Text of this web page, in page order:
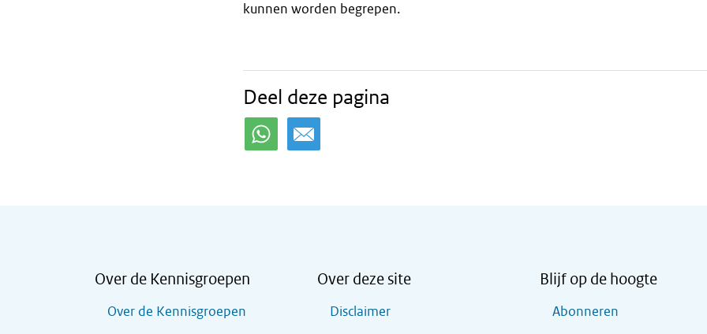
kunnen worden begrepen.
Deel deze pagina
Over de Kennisgroepen
Over de Kennisgroepen
Over deze site
Disclaimer
Blijf op de hoogte
Abonneren